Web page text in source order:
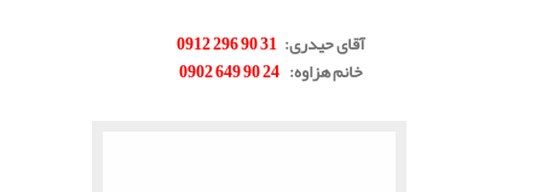
آقای حیدری:
31 90 296 0912
خانم هزاوه:
24 90 649 0902